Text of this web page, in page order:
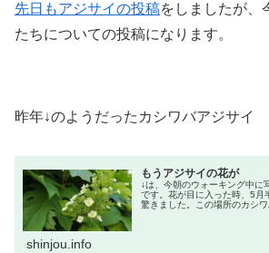
先日もアジサイの投稿をしましたが、
たちについての投稿になります。
昨年↓のようだったカシワバアジサイ
もうアジサイの花が
↓は、今朝のウォーキング中に
です。花が目に入った時、5月
驚きました。この場所のカシ
shinjou.info